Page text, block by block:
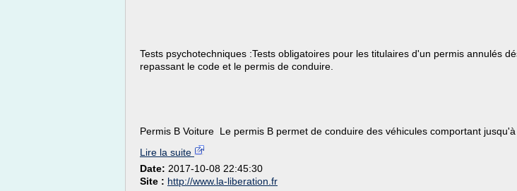
Tests psychotechniques :Tests obligatoires pour les titulaires d'un permis annulés
repassant le code et le permis de conduire.
Permis B Voiture Le permis B permet de conduire des véhicules comportant jusqu'à
Lire la suite
Date: 2017-10-08 22:45:30
Site : http://www.la-liberation.fr